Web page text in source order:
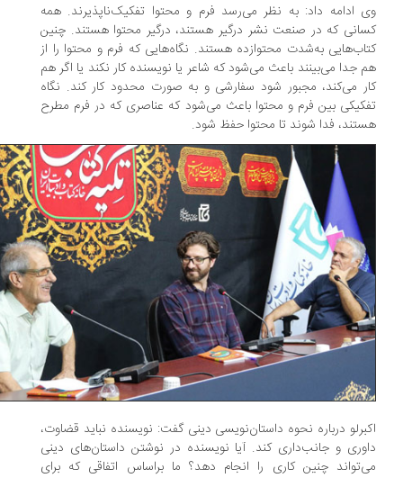
ادامه داد: به نظر می‌رسد فرم و محتوا تفکیک‌ناپذیرند. همه
که در صنعت نشر درگیر هستند، درگیر محتوا هستند. چنین
به‌شدت محتوازده هستند. نگاه‌هایی که فرم و محتوا را از
جدا می‌بینند باعث می‌شود که شاعر یا نویسنده کار نکند یا اگر هم
می‌کند، مجبور شود سفارشی و به صورت محدود کار کند. نگاه
بین فرم و محتوا باعث می‌شود که عناصری که در فرم مطرح
فدا شوند تا محتوا حفظ شود.
درباره نحوه داستان‌نویسی دینی گفت: نویسنده نباید قضاوت،
و جانب‌داری کند. آیا نویسنده در نوشتن داستان‌های دینی
چنین کاری را انجام دهد؟ ما براساس اتفاقی که برای